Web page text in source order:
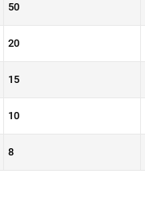
50
20
15
10
8